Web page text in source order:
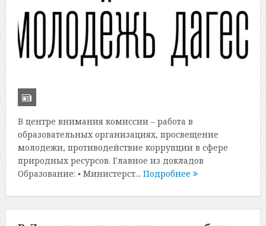
В центре внимания комиссии – работа в
образовательных организациях, просвещение
молодежи, противодействие коррупции в сфере
природных ресурсов. Главное из докладов
Образование: ▪️ Министерст... Подробнее